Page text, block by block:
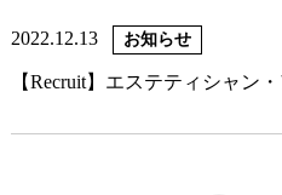
2022.12.13 お知らせ
【Recruit】エステティシャン